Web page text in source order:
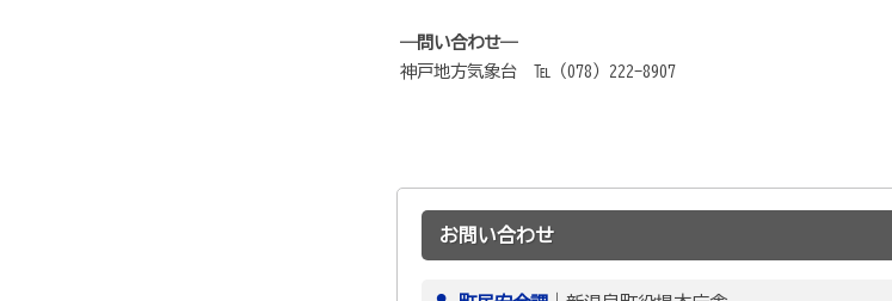
―問い合わせ―
神戸地方気象台 ℡（078）222-8907
お問い合わせ